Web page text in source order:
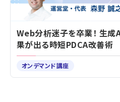
Web分析迷子を卒業！ 生
果が出る時短PDCA改善術
オンデマンド講座